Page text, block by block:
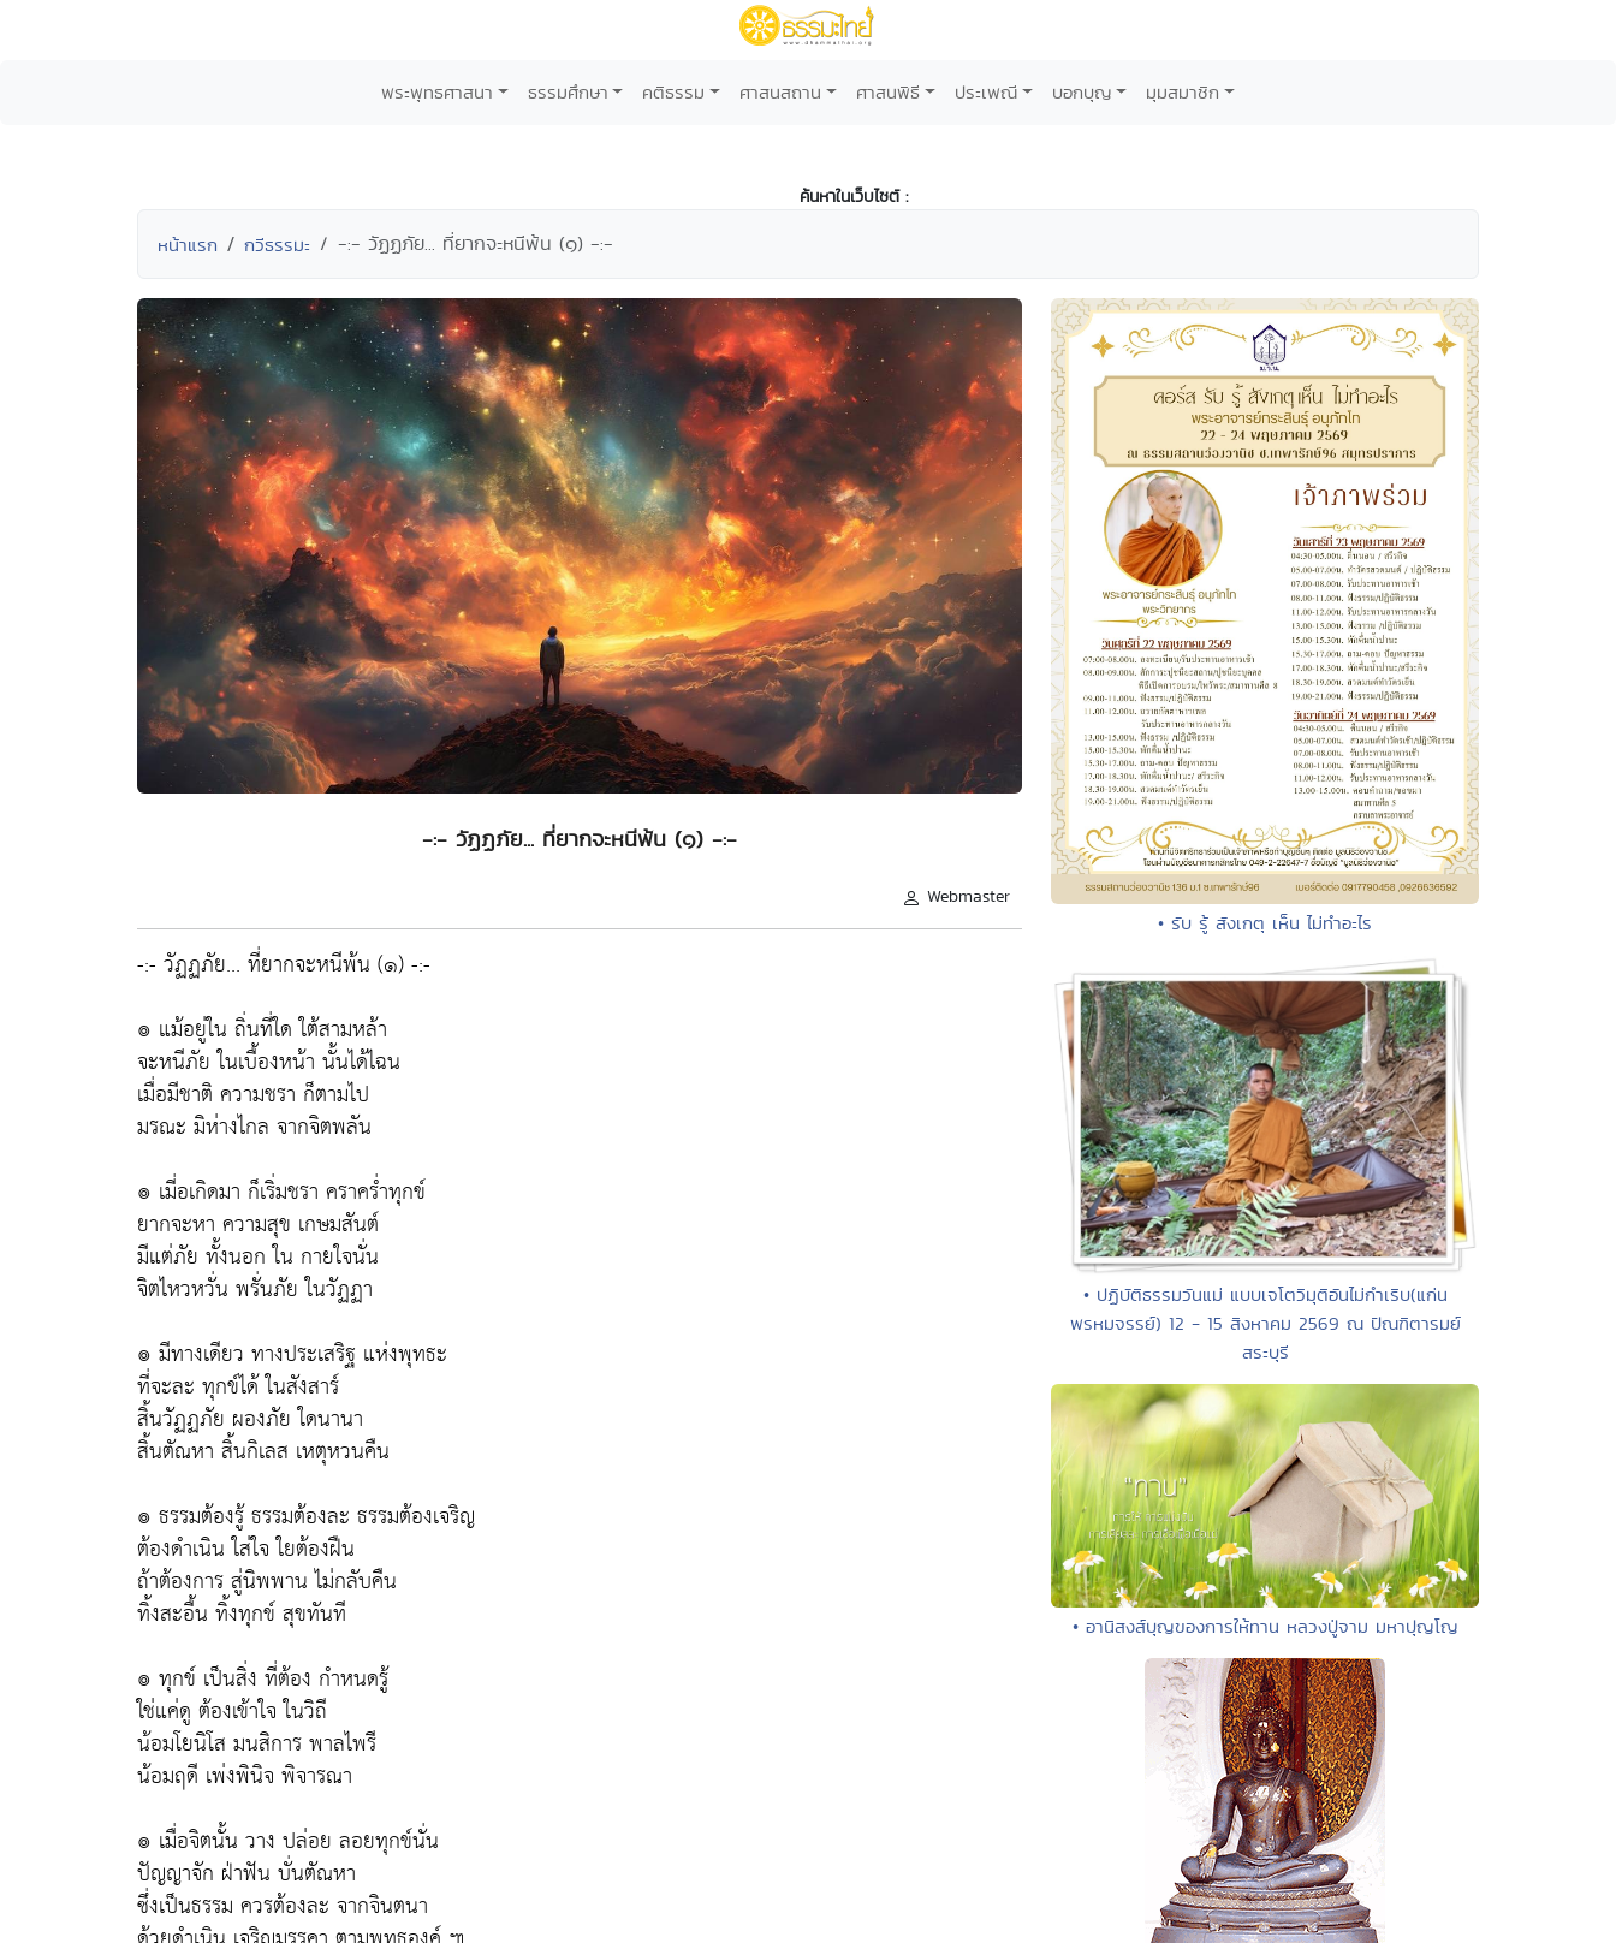
พระพุทธศาสนา ธรรมศึกษา คติธรรม ศาสนสถาน ศาสนพิธี ประเพณี บอกบุญ มุมสมาชิก
ค้นหาในเว็บไซต์ :
หน้าแรก กวีธรรมะ -:- วัฏฏภัย... ที่ยากจะหนีพ้น (๑) -:-
-:- วัฏฏภัย... ที่ยากจะหนีพ้น (๑) -:-
Webmaster
-:- วัฏฏภัย... ที่ยากจะหนีพ้น (๑) -:-
๏ แม้อยู่ใน ถิ่นที่ใด ใต้สามหล้า
จะหนีภัย ในเบื้องหน้า นั้นได้ไฉน
เมื่อมีชาติ ความชรา ก็ตามไป
มรณะ มิห่างไกล จากจิตพลัน
๏ เมี่อเกิดมา ก็เริ่มชรา คราคร่ำทุกข์
ยากจะหา ความสุข เกษมสันต์
มีแต่ภัย ทั้งนอก ใน กายใจนั่น
จิตไหวหวั่น พรั่นภัย ในวัฏฏา
๏ มีทางเดียว ทางประเสริฐ แห่งพุทธะ
ที่จะละ ทุกข์ได้ ในสังสาร์
สิ้นวัฏฏภัย ผองภัย ใดนานา
สิ้นตัณหา สิ้นกิเลส เหตุหวนคืน
๏ ธรรมต้องรู้ ธรรมต้องละ ธรรมต้องเจริญ
ต้องดำเนิน ใส่ใจ ใยต้องฝืน
ถ้าต้องการ สู่นิพพาน ไม่กลับคืน
ทิ้งสะอื้น ทิ้งทุกข์ สุขทันที
๏ ทุกข์ เป็นสิ่ง ที่ต้อง กำหนดรู้
ใช่แค่ดู ต้องเข้าใจ ในวิถี
น้อมโยนิโส มนสิการ พาลไพรี
น้อมฤดี เพ่งพินิจ พิจารณา
๏ เมื่อจิตนั้น วาง ปล่อย ลอยทุกข์นั่น
ปัญญาจัก ฝ่าฟัน บั่นตัณหา
ซึ่งเป็นธรรม ควรต้องละ จากจินตนา
• รับ รู้ สังเกตุ เห็น ไม่ทำอะไร
• ปฏิบัติธรรมวันแม่ แบบเจโตวิมุติอันไม่กำเริบ(แก่น
พรหมจรรย์) 12 - 15 สิงหาคม 2569 ณ ปัณฑิตารมย์
สระบุรี
• อานิสงส์บุญของการให้ทาน หลวงปู่จาม มหาปุญโญ